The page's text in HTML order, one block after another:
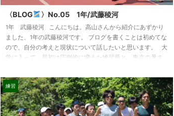
〈BLOG 〉No.05 1年/武藤稜河
1年 武藤稜河 こんにちは。高山さんから紹介にあずかり
ました、1年の武藤稜河です。 ブログを書くことは初めてな
ので、自分の考えと現状について話したいと思います。 大
学に入って、最初は圧倒的に増えた練習量と、東京の暑さ
練習に励んでいます。 現在の自分は、高校2年から塗り替え
られていない5000mのPBを更新して、14分20秒を切るとい
うことを第１目標として練習に取り組んでいますが、中・
後半のペースアップが課題で、なかなか思うよう ...
練習